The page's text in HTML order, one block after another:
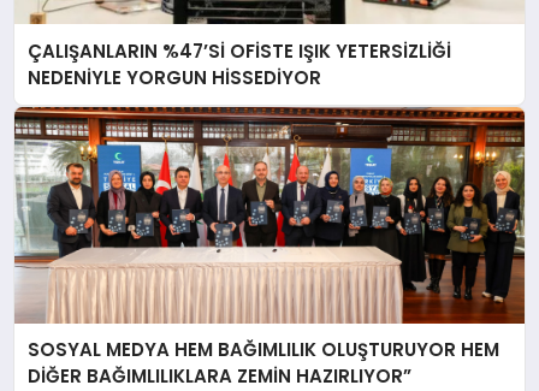
ÇALIŞANLARIN %47’Sİ OFİSTE IŞIK YETERSİZLİĞİ
NEDENİYLE YORGUN HİSSEDİYOR
SOSYAL MEDYA HEM BAĞIMLILIK OLUŞTURUYOR HEM
DİĞER BAĞIMLILIKLARA ZEMİN HAZIRLIYOR”